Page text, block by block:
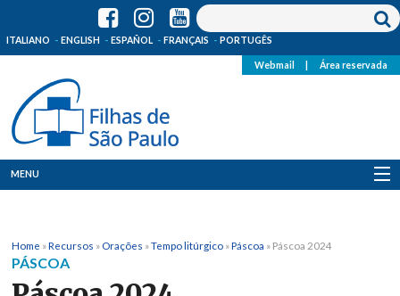
ITALIANO ENGLISH ESPAÑOL FRANÇAIS PORTUGÊS
Webmail Área reservada
MENU
Onde Estamos
Home »Recursos » Orações »Tempo litúrgico »Páscoa » Páscoa 2024
PÁSCOA